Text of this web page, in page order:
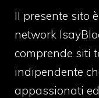
Il presente sito
network
comprende siti
indipendente
appassionati